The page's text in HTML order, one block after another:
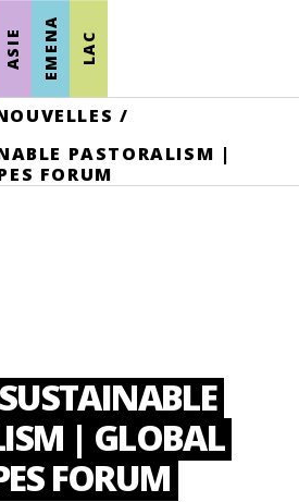
ASIE EMENA LAC
/
PASTORALISM |
FORUM
| GLOBAL
FORUM